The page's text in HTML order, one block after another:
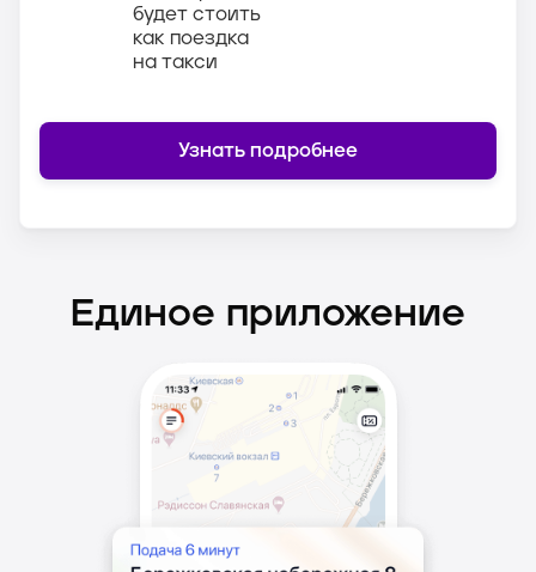
будет стоить
как поездка
на такси
Узнать подробнее
Единое приложение